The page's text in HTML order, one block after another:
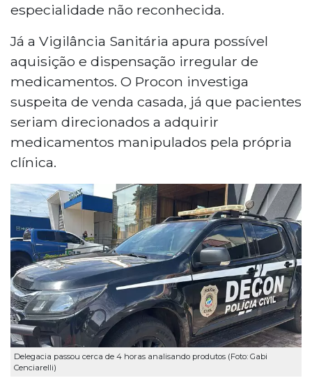
especialidade não reconhecida.
Já a Vigilância Sanitária apura possível
aquisição e dispensação irregular de
medicamentos. O Procon investiga
suspeita de venda casada, já que pacientes
seriam direcionados a adquirir
medicamentos manipulados pela própria
clínica.
Delegacia passou cerca de 4 horas analisando produtos (Foto: Gabi
Cenciarelli)